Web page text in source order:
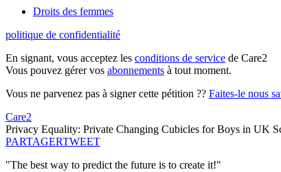
Droits des femmes
politique de confidentialité
En signant, vous acceptez les conditions de service de Care2
Vous pouvez gérer vos abonnements à tout moment.
Vous ne parvenez pas à signer cette pétition ?? Faites-le nous
Care2
Privacy Equality: Private Changing Cubicles for Boys in UK
PARTAGERTWEET
"The best way to predict the future is to create it!"